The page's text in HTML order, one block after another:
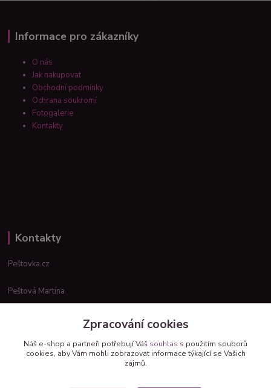
Informace pro zákazníky
O nás
Jak nakupovat
Obchodní podmínky
Ochrana soukromí
Fotogalerie
Kontakty
Kontakty
Peštovka.cz
Peštová Martina
Zpracování cookies
Náš e-shop a partneři potřebují Váš souhlas s použitím souborů
cookies, aby Vám mohli zobrazovat informace týkající se Vašich
zájmů.